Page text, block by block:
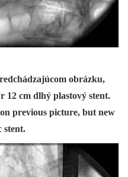
obrázku,
12 cm dlhý plastový stent.
previous picture, but new
stent.